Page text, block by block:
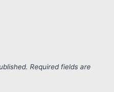
Required fields are